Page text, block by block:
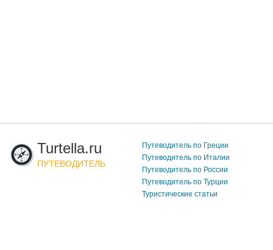
Turtella.ru
ПУТЕВОДИТЕЛЬ
Путеводитель по Греции
Путеводитель по Италии
Путеводитель по России
Путеводитель по Турции
Туристические статьи